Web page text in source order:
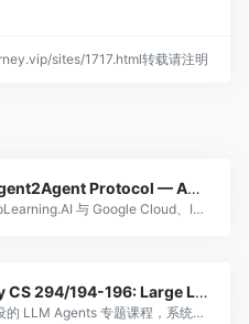
sites/1717.html转载请注明
A2A: The Agent2Agent Protocol — Agent 间通信协议实战
本课程由 DeepLearning.AI 与 Google Cloud、IBM Research 联合推出，系统讲解 Google 于 2025 年 4 月发布并捐赠给 Linux 基金会的 Agent2Agent (A2A) 开放协议。课
UC Berkeley CS 294/194-196: Large Language Model Agents
伯克利大学开设的 LLM Agents 专题课程，系统讲授大语言模型智能体的核心概念与技术栈。课程涵盖推理与规划、工具使用与函数调用、多智能体协作、记忆与检索增强生成（RAG）、安全与对齐等关键主题。由 Dawn Song 等教授主讲，每期